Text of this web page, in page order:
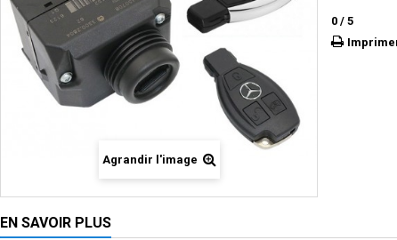
Agrandir l'image
0 / 5
EN SAVOIR PLUS